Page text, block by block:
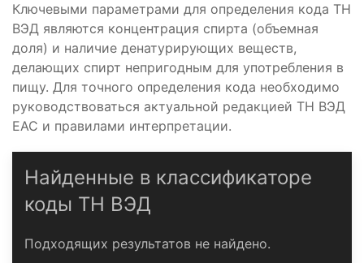
Ключевыми параметрами для определения кода ТН
ВЭД являются концентрация спирта (объемная
доля) и наличие денатурирующих веществ,
делающих спирт непригодным для употребления в
пищу. Для точного определения кода необходимо
руководствоваться актуальной редакцией ТН ВЭД
ЕАС и правилами интерпретации.
Найденные в классификаторе
коды ТН ВЭД
Подходящих результатов не найдено.